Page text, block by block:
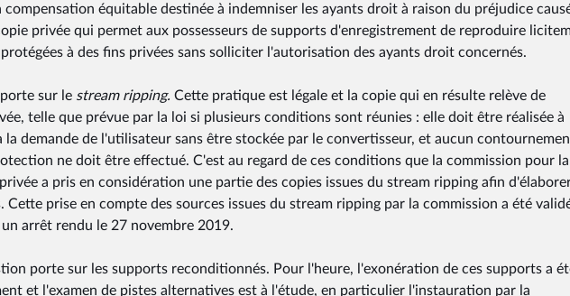
équitable destinée à indemniser les ayants droit à raison du préjudice
privée qui permet aux possesseurs de supports d'enregistrement de reproduire
à des fins privées sans solliciter l'autorisation des ayants droit concernés.
sur le stream ripping. Cette pratique est légale et la copie qui en résulte relève de
telle que prévue par la loi si plusieurs conditions sont réunies : elle doit être réalisée à
demande de l'utilisateur sans être stockée par le convertisseur, et aucun
ne doit être effectué. C'est au regard de ces conditions que la commission pour la
a pris en considération une partie des copies issues du stream ripping afin
Cette prise en compte des sources issues du stream ripping par la commission a été
arrêt rendu le 27 novembre 2019.
porte sur les supports reconditionnés. Pour l'heure, l'exonération de ces supports a
et l'examen de pistes alternatives est à l'étude, en particulier l'instauration par la